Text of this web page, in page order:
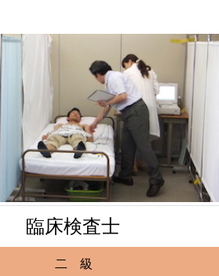
臨床検査士
二 級